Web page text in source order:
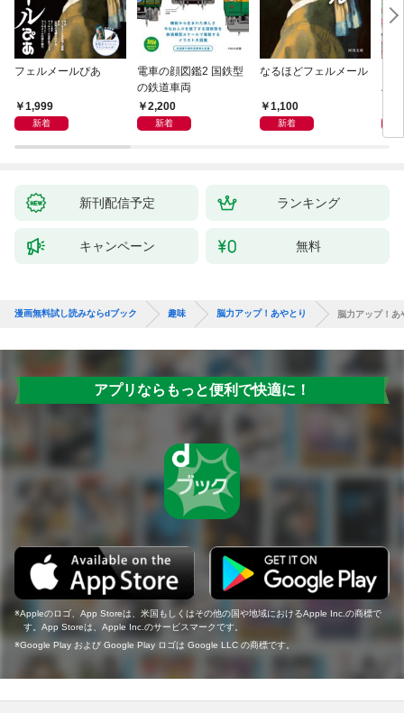
フェルメールぴあ
1,999
新着
電車の顔図鑑2 国鉄型
の鉄道車両
2,200
新着
なるほどフェルメール
1,100
新着
ハ
新刊配信予定 ランキング
キャンペーン 無料
漫画無料試し読みならdブック 趣味 脳力アップ！あやとり 脳力アップ！あ
アプリならもっと便利で快適に！
Appleのロゴ、App Storeは、米国もしくはその他の国や地域におけるApple Inc.の商標で
す。App Storeは、Apple Inc.のサービスマークです。
Google Play および Google Play ロゴは Google LLC の商標です。